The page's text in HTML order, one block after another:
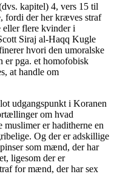
kapitel) 4, vers 15 til
fordi der her kræves straf
eller flere kvinder i
Siraj al-Haqq Kugle
hvori den umoralske
er pga. et homofobisk
at handle om
udgangspunkt i Koranen
om hvad
muslimer er haditherne en
Og der er adskillige
som mænd, der har
ligesom der er
for mænd, der har sex